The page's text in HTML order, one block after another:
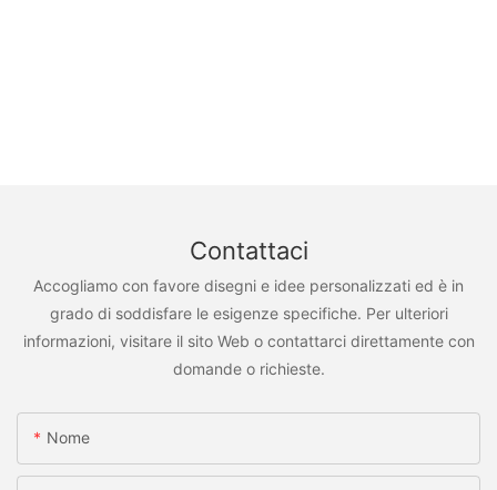
Contattaci
Accogliamo con favore disegni e idee personalizzati ed è in
grado di soddisfare le esigenze specifiche. Per ulteriori
informazioni, visitare il sito Web o contattarci direttamente con
domande o richieste.
Nome